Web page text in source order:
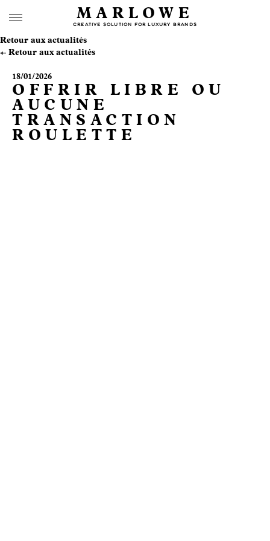
MARLOWE
CREATIVE SOLUTION FOR LUXURY BRANDS
Retour aux actualités
Retour aux actualités
18/01/2026
OFFRIR LIBRE OU
AUCUNE
TRANSACTION
ROULETTE